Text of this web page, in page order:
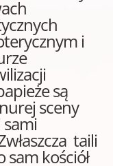
i
są
sceny
sami
taili
sam kościół